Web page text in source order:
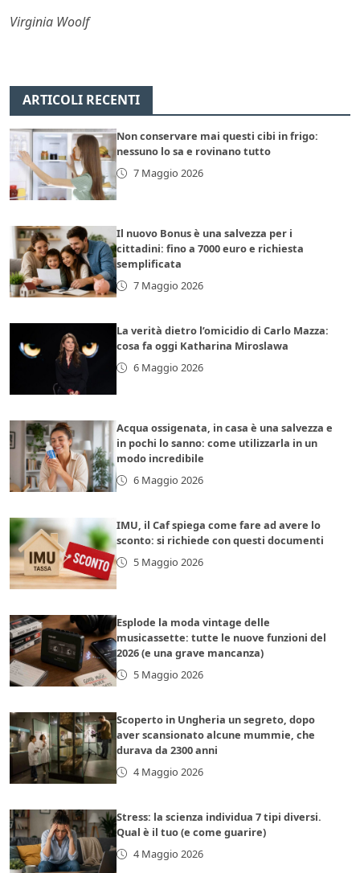
Virginia Woolf
ARTICOLI RECENTI
Non conservare mai questi cibi in frigo:
nessuno lo sa e rovinano tutto
7 Maggio 2026
Il nuovo Bonus è una salvezza per i
cittadini: fino a 7000 euro e richiesta
semplificata
7 Maggio 2026
La verità dietro l’omicidio di Carlo Mazza:
cosa fa oggi Katharina Miroslawa
6 Maggio 2026
Acqua ossigenata, in casa è una salvezza e
in pochi lo sanno: come utilizzarla in un
modo incredibile
6 Maggio 2026
IMU, il Caf spiega come fare ad avere lo
sconto: si richiede con questi documenti
5 Maggio 2026
Esplode la moda vintage delle
musicassette: tutte le nuove funzioni del
2026 (e una grave mancanza)
5 Maggio 2026
Scoperto in Ungheria un segreto, dopo
aver scansionato alcune mummie, che
durava da 2300 anni
4 Maggio 2026
Stress: la scienza individua 7 tipi diversi.
Qual è il tuo (e come guarire)
4 Maggio 2026